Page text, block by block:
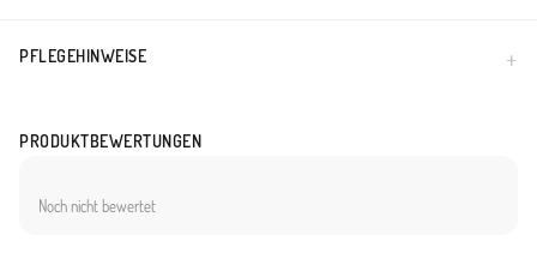
PFLEGEHINWEISE
PRODUKTBEWERTUNGEN
Noch nicht bewertet